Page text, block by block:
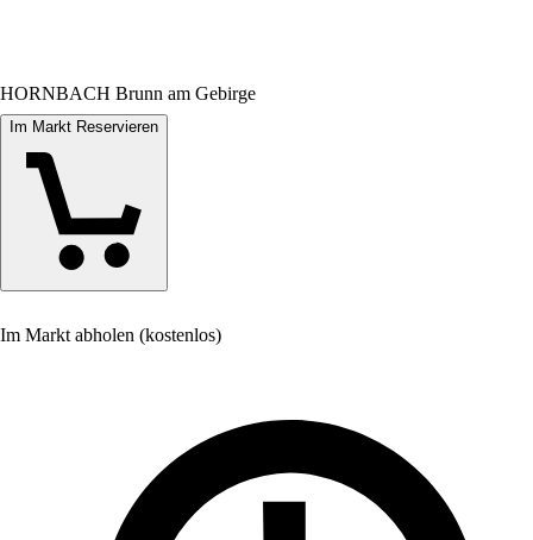
HORNBACH Brunn am Gebirge
Im Markt Reservieren
Im Markt abholen (kostenlos)